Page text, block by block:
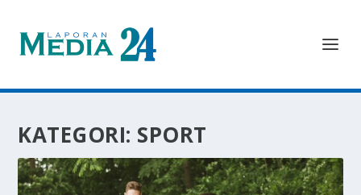
KATEGORI: SPORT